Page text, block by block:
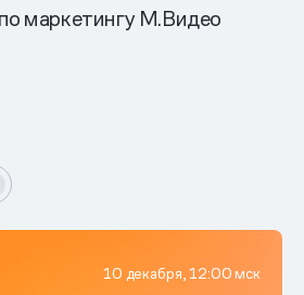
маркетингу М.Видео
10 декабря, 12:00 мск